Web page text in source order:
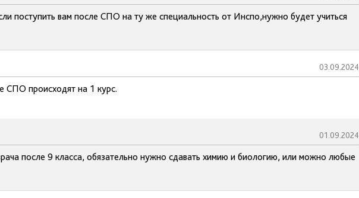
поступить вам после СПО на ту же специальность от Инспо,нужно будет учиться
03.09.2024
СПО происходят на 1 курс.
01.09.2024
после 9 класса, обязательно нужно сдавать химию и биологию, или можно любые